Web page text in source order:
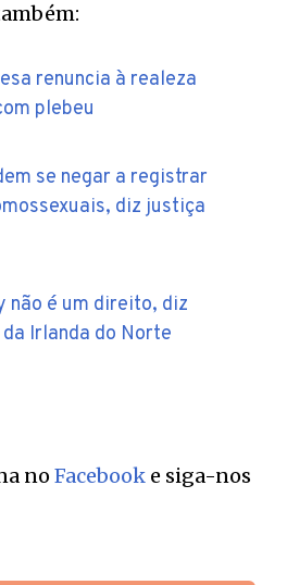
renuncia à realeza
plebeu
se negar a registrar
diz justiça
não é um direito, diz
Irlanda do Norte
no Facebook e siga-nos